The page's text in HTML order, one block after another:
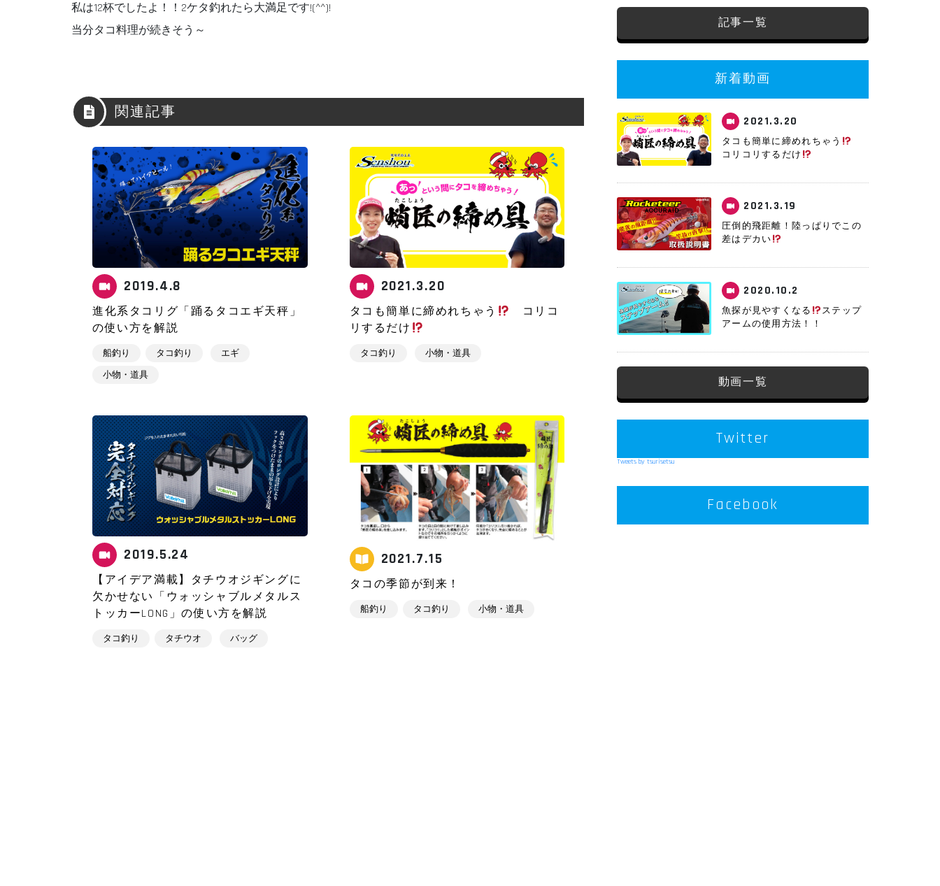
私は12杯でしたよ！！2ケタ釣れたら大満足です!(^^)!
当分タコ料理が続きそう～
関連記事
2019.4.8
進化系タコリグ「踊るタコエギ天秤」
の使い方を解説
船釣り タコ釣り
エギ
小物・道具
2021.3.20
タコも簡単に締めれちゃう
コリコ
リするだけ
タコ釣り 小物・道具
2019.5.24
【アイデア満載】タチウオジギングに
欠かせない「ウォッシャブルメタルス
トッカーLONG」の使い方を解説
タコ釣り タチウオ バッグ
2021.7.15
タコの季節が到来！
船釣り タコ釣り 小物・道具
記事一覧
新着動画
2021.3.20
タコも簡単に締めれちゃう
コリコリするだけ
2021.3.19
圧倒的飛距離！陸っぱりでこの
差はデカい
2020.10.2
魚探が見やすくなる
ステップ
アームの使用方法！！
動画一覧
Twitter
Tweets by tsurisetsu
Facebook